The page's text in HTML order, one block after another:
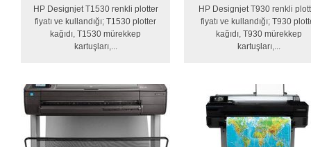
HP Designjet T1530 renkli plotter
fiyatı ve kullandığı; T1530 plotter
kağıdı, T1530 mürekkep
kartuşları,...
HP Designjet T930 renkli
fiyatı ve kullandığı; T930
kağıdı, T930 mürekkep
kartuşları,...